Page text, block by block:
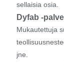
sellaisia ​​osia.
Dyfab -
Mukautettuja
jne.